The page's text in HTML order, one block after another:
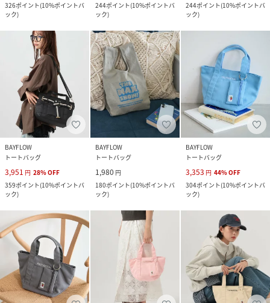
326ポイント(10%ポイントバ
ック)
244ポイント(10%ポイントバ
ック)
244ポイント(10%ポイントバ
ック)
BAYFLOW
トートバッグ
3,951 円 28%OFF
359ポイント(10%ポイントバ
ック)
BAYFLOW
トートバッグ
1,980 円
180ポイント(10%ポイントバ
ック)
BAYFLOW
トートバッグ
3,353 円 44%OFF
304ポイント(10%ポイントバ
ック)